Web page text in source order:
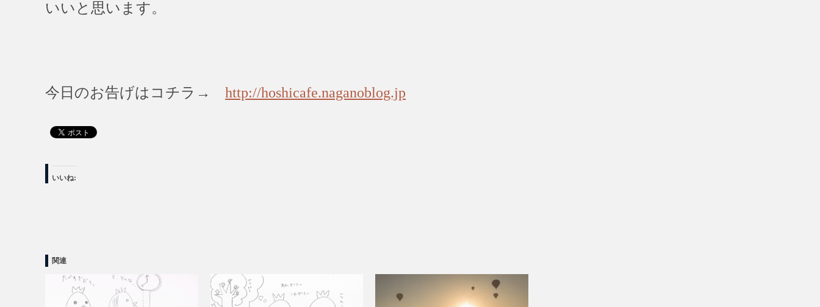
いいと思います。
今日のお告げはコチラ→ http://hoshicafe.naganoblog.jp
いいね:
関連